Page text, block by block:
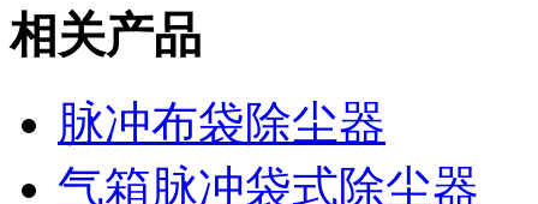
相关产品
脉冲布袋除尘器
气箱脉冲袋式除尘器